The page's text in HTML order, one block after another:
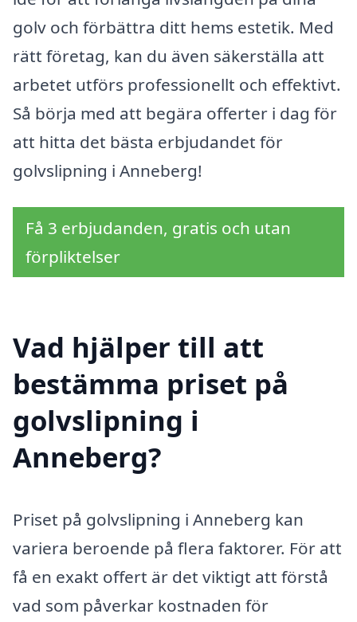
golv och förbättra ditt hems estetik. Med
rätt företag, kan du även säkerställa att
arbetet utförs professionellt och effektivt.
Så börja med att begära offerter i dag för
att hitta det bästa erbjudandet för
golvslipning i Anneberg!
Få 3 erbjudanden, gratis och utan
förpliktelser
Vad hjälper till att
bestämma priset på
golvslipning i
Anneberg?
Priset på golvslipning i Anneberg kan
variera beroende på flera faktorer. För att
få en exakt offert är det viktigt att förstå
vad som påverkar kostnaden för